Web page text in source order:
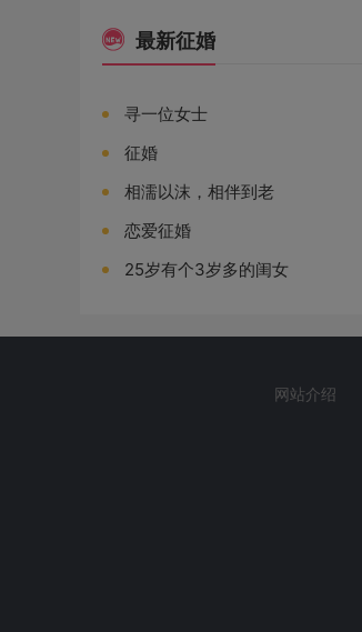
最新征婚
寻一位女士
征婚
相濡以沫，相伴到老
恋爱征婚
25岁有个3岁多的闺女
网站介绍